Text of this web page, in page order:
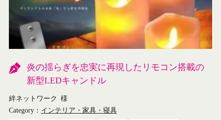
炎の揺らぎを忠実に再現したリモコン搭載の
新型LEDキャンドル
絆ネットワーク 様
Category： インテリア・家具・寝具